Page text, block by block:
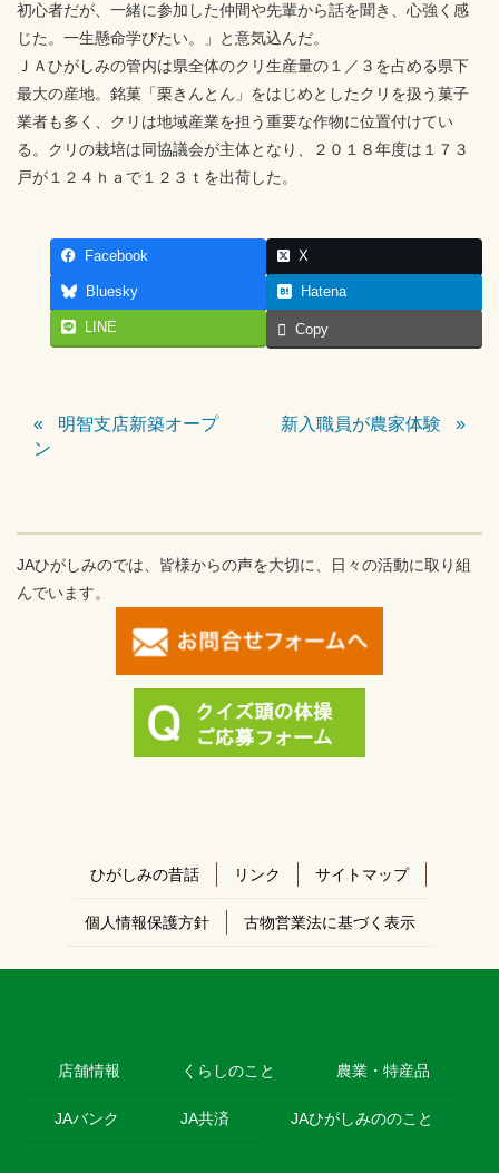
初心者だが、一緒に参加した仲間や先輩から話を聞き、心強く感
じた。一生懸命学びたい。」と意気込んだ。
ＪＡひがしみの管内は県全体のクリ生産量の１／３を占める県下
最大の産地。銘菓「栗きんとん」をはじめとしたクリを扱う菓子
業者も多く、クリは地域産業を担う重要な作物に位置付けてい
る。クリの栽培は同協議会が主体となり、２０１８年度は１７３
戸が１２４ｈａで１２３ｔを出荷した。
Facebook X
Bluesky Hatena
LINE Copy
明智支店新築オープ
ン
新入職員が農家体験
JAひがしみのでは、皆様からの声を大切に、日々の活動に取り組
んでいます。
ひがしみの昔話 リンク サイトマップ
個人情報保護方針 古物営業法に基づく表示
店舗情報 くらしのこと 農業・特産品
JAバンク JA共済 JAひがしみののこと